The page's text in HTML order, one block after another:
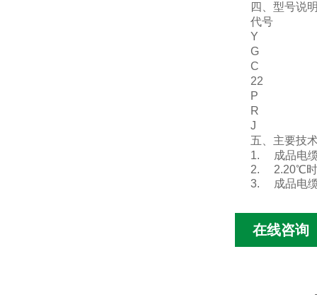
四、型号说
代号
Y
G
C
22
P
R
J
五、主要技
1. 成品电缆
2. 2.20℃时
3. 成品电缆
在线咨询